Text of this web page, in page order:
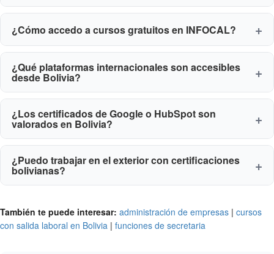
¿Cómo accedo a cursos gratuitos en INFOCAL?
¿Qué plataformas internacionales son accesibles
desde Bolivia?
¿Los certificados de Google o HubSpot son
valorados en Bolivia?
¿Puedo trabajar en el exterior con certificaciones
bolivianas?
También te puede interesar: administración de empresas | cursos
con salida laboral en Bolivia | funciones de secretaria